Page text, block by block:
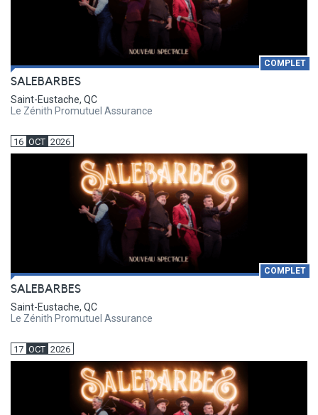
COMPLET
SALEBARBES
Saint-Eustache, QC
Le Zénith Promutuel Assurance
16 OCT 2026
COMPLET
SALEBARBES
Saint-Eustache, QC
Le Zénith Promutuel Assurance
17 OCT 2026